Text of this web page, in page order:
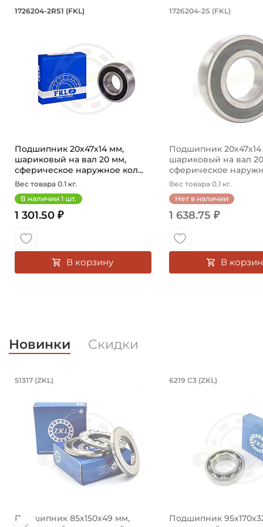
Подшипник 20х47х14 мм,
1726204-2RS1 (FKL)
Подшипник 20х47х14 мм,
шариковый на вал 20 мм,
сферическое наружное кол...
Вес товара 0.1 кг.
В наличии 1 шт.
1 301.50 ₽
В корзину
Подшипник
1726204-2S (FKL)
Подшипник
шариковый на вал
сферическое
Вес товара 0.1 кг.
Нет в наличии
1 638.75 ₽
В
Новинки Скидки
Подшипник 85х150х49 мм,
51317 (ZKL)
Подшипник 85х150х49 мм,
Подшипник
6219 C3 (ZKL)
Подшипник